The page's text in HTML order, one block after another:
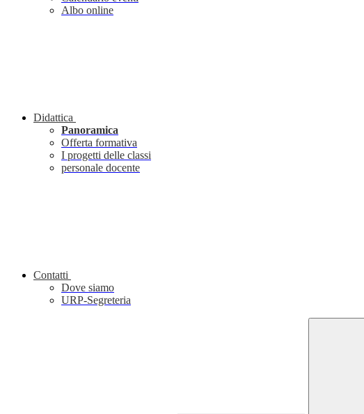
Albo online
Didattica
Panoramica
Offerta formativa
I progetti delle classi
personale docente
Contatti
Dove siamo
URP-Segreteria